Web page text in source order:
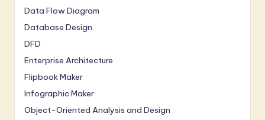
Data Flow Diagram
Database Design
DFD
Enterprise Architecture
Flipbook Maker
Infographic Maker
Object-Oriented Analysis and Design